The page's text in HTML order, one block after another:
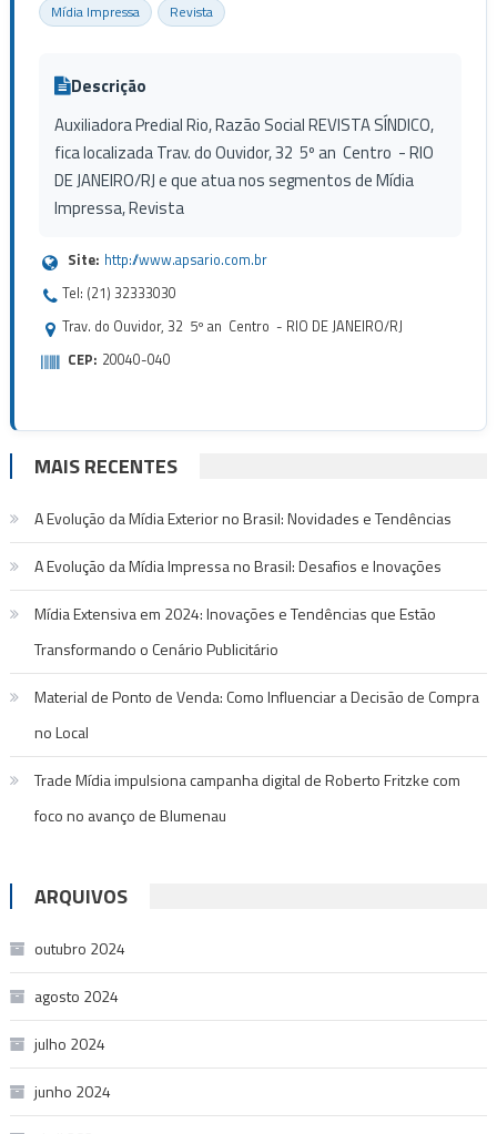
Mídia Impressa Revista
Descrição
Auxiliadora Predial Rio, Razão Social REVISTA SÍNDICO,
fica localizada Trav. do Ouvidor, 32 5º an Centro - RIO
DE JANEIRO/RJ e que atua nos segmentos de Mídia
Impressa, Revista
Site: http://www.apsario.com.br
Tel: (21) 32333030
Trav. do Ouvidor, 32 5º an Centro - RIO DE JANEIRO/RJ
CEP: 20040-040
MAIS RECENTES
A Evolução da Mídia Exterior no Brasil: Novidades e Tendências
A Evolução da Mídia Impressa no Brasil: Desafios e Inovações
Mídia Extensiva em 2024: Inovações e Tendências que Estão
Transformando o Cenário Publicitário
Material de Ponto de Venda: Como Influenciar a Decisão de Compra
no Local
Trade Mídia impulsiona campanha digital de Roberto Fritzke com
foco no avanço de Blumenau
ARQUIVOS
outubro 2024
agosto 2024
julho 2024
junho 2024